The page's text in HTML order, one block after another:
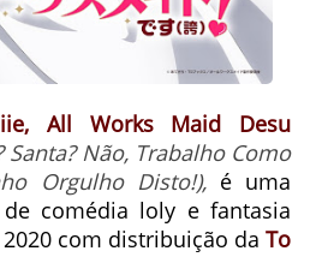
All Works Maid Desu
Santa? Não, Trabalho Como
Orgulho Disto!),é uma
comédia loly e fantasia
com distribuição daTo